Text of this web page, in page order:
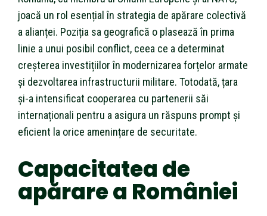
joacă un rol esențial în strategia de apărare colectivă
a alianței. Poziția sa geografică o plasează în prima
linie a unui posibil conflict, ceea ce a determinat
creșterea investițiilor în modernizarea forțelor armate
și dezvoltarea infrastructurii militare. Totodată, țara
și-a intensificat cooperarea cu partenerii săi
internaționali pentru a asigura un răspuns prompt și
eficient la orice amenințare de securitate.
Capacitatea de
apărare a României